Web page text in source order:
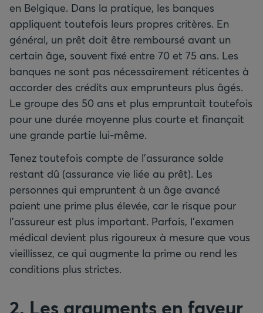
en Belgique. Dans la pratique, les banques
appliquent toutefois leurs propres critères. En
général, un prêt doit être remboursé avant un
certain âge, souvent fixé entre 70 et 75 ans. Les
banques ne sont pas nécessairement réticentes à
accorder des crédits aux emprunteurs plus âgés.
Le groupe des 50 ans et plus empruntait toutefois
pour une durée moyenne plus courte et finançait
une grande partie lui-même.
Tenez toutefois compte de l’assurance solde
restant dû (assurance vie liée au prêt). Les
personnes qui empruntent à un âge avancé
paient une prime plus élevée, car le risque pour
l’assureur est plus important. Parfois, l’examen
médical devient plus rigoureux à mesure que vous
vieillissez, ce qui augmente la prime ou rend les
conditions plus strictes.
2. Les arguments en faveur